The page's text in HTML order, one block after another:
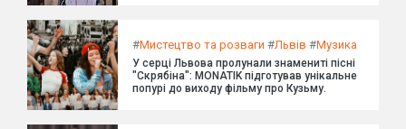
#Мистецтво та розваги #Львів #Музика
У серці Львова пролунали знамениті пісні
"Скрябіна": MONATIK підготував унікальне
попурі до виходу фільму про Кузьму.